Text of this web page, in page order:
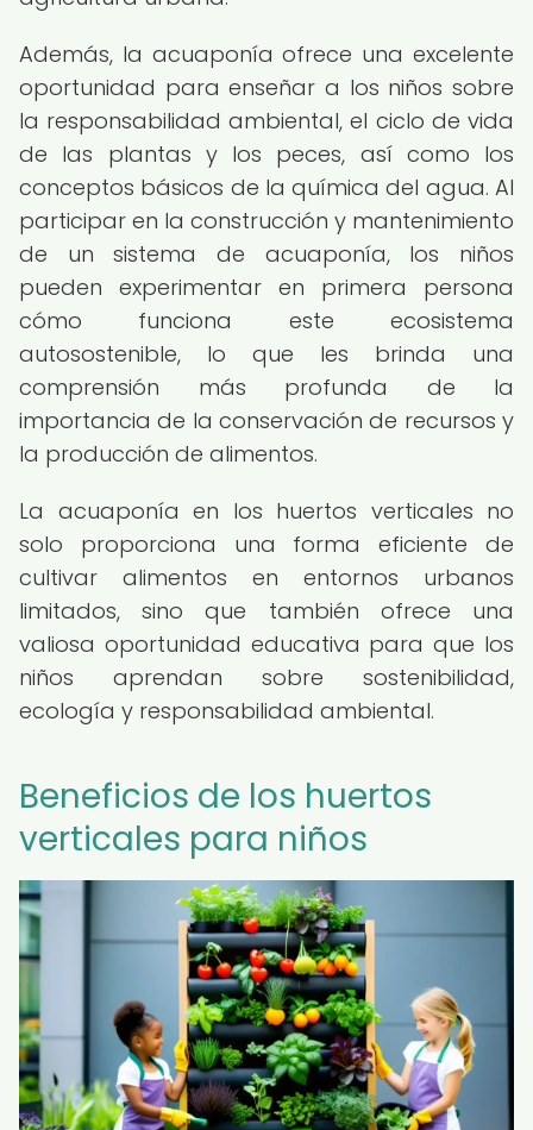
Además, la acuaponía ofrece una excelente
oportunidad para enseñar a los niños sobre
la responsabilidad ambiental, el ciclo de vida
de las plantas y los peces, así como los
conceptos básicos de la química del agua. Al
participar en la construcción y mantenimiento
de un sistema de acuaponía, los niños
pueden experimentar en primera persona
cómo funciona este ecosistema
autosostenible, lo que les brinda una
comprensión más profunda de la
importancia de la conservación de recursos y
la producción de alimentos.
La acuaponía en los huertos verticales no
solo proporciona una forma eficiente de
cultivar alimentos en entornos urbanos
limitados, sino que también ofrece una
valiosa oportunidad educativa para que los
niños aprendan sobre sostenibilidad,
ecología y responsabilidad ambiental.
Beneficios de los huertos
verticales para niños